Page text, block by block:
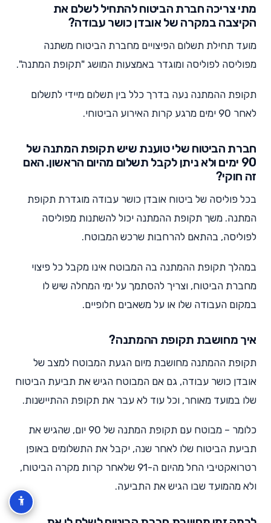
מתי צריכה חברת הביטוח להתחיל לשלם את
הקיצבה במקרה של אובדן כושר עבודה?
מועד תחילת תשלום הפיצויים מחברת הביטוח משתנה
מפוליסה לפוליסה ומוגדר באמצעות המושג "תקופת המתנה".
תקופת ההמתנה נעה בדרך כלל בין תשלום מיידי לתשלום
לאחר 90 ימים מרגע קרות האירוע הביטוחי.
חברת הביטוח שלי טוענת שיש תקופת המתנה של
90 ימים ולא ניתן לקבל תשלום מהיום הראשון. האם
זה חוקי?
בכל פוליסה של ביטוח אובדן כושר עבודה מוגדרת תקופת
המתנה. משך תקופת ההמתנה יכול להשתנות מפוליסה
לפוליסה, בהתאם להרחבות שרכש המבוטח.
במהלך תקופת ההמתנה בה המבוטח אינו מקבל כל פיצוי
מחברת הביטוח, וצריך להסתמך על ימי המחלה שיש לו
במקום העבודה שלו או על משאבים חלופיים.
איך מחושבת תקופת ההמתנה?
תקופת ההמתנה מחושבת מיום הגעת המבוטח למצב של
אובדן כושר עבודה, גם אם המבוטח הגיש את תביעת הביטוח
שלו במועד מאוחר, וכל עוד לא עבר את תקופת ההתיישנות.
כלומר – מבוטח עם תקופת המתנה של 90 יום, שהגיש את
תביעת הביטוח שלו לאחר שנה, יקבל את התשלומים באופן
רטרואקטיבי החל מהיום ה-91 שלאחר קרות מקרה הביטוח,
ולא מהמועד שבו הגיש את התביעה.